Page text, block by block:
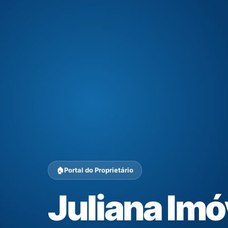
🏠Portal do Proprietário
Juliana